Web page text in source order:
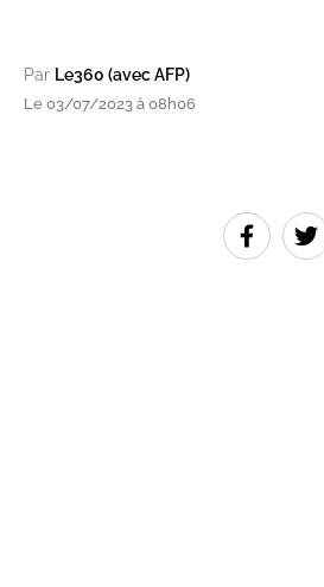
Par Le360 (avec AFP)
Le 03/07/2023 à 08h06